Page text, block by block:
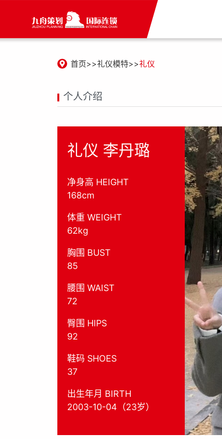
首页 礼仪模特 礼仪
个人介绍
礼仪 李丹璐
净身高 HEIGHT
168cm
体重 WEIGHT
62kg
胸围 BUST
85
腰围 WAIST
72
臀围 HIPS
92
鞋码 SHOES
37
出生年月 BIRTH
2003-10-04（23岁）